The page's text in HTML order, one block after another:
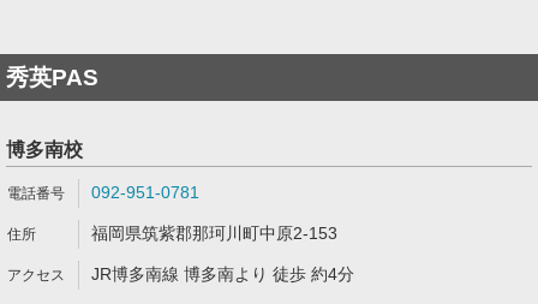
秀英PAS
博多南校
092-951-0781
福岡県筑紫郡那珂川町中原2-153
JR博多南線 博多南より 徒歩 約4分